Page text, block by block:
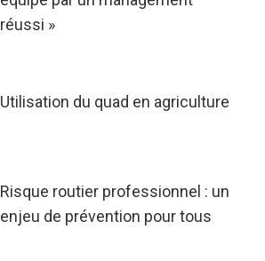
réussi »
Utilisation du quad en agriculture
Risque routier professionnel : un
enjeu de prévention pour tous